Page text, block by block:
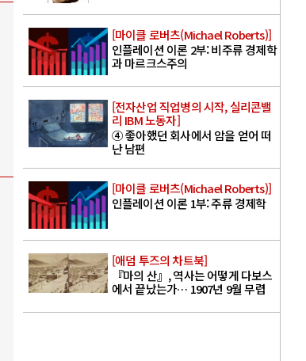
[마이클 로버츠(Michael Roberts)]
인플레이션 이론 2부: 비주류 경제학
과 마르크스주의
[전자산업 직업병의 시작, 실리콘밸
리 IBM 노동자]
④ 좋아했던 회사에서 암을 얻어 떠
난 남편
[마이클 로버츠(Michael Roberts)]
인플레이션 이론 1부: 주류 경제학
[애덤 투즈의 차트북]
『마의 산』, 역사는 어떻게 다보스
에서 끝났는가… 1907년 9월 무렵